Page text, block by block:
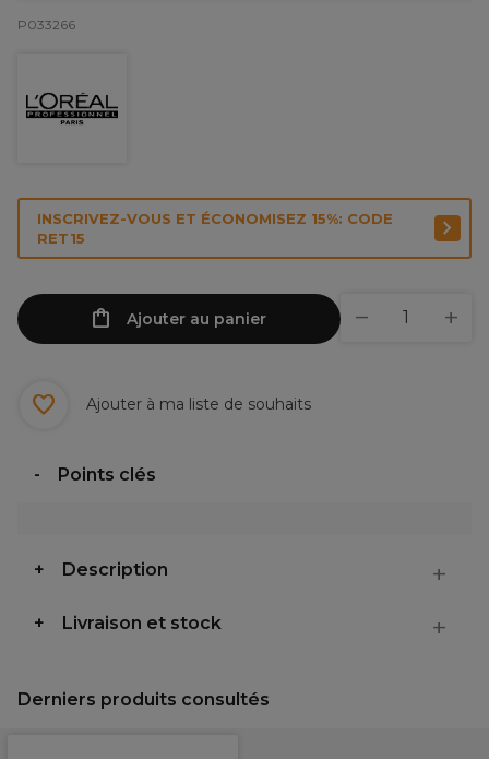
P033266
INSCRIVEZ-VOUS ET ÉCONOMISEZ 15%: CODE
RET15
Ajouter au panier
Ajouter à ma liste de souhaits
Points clés
Description
Livraison et stock
Derniers produits consultés